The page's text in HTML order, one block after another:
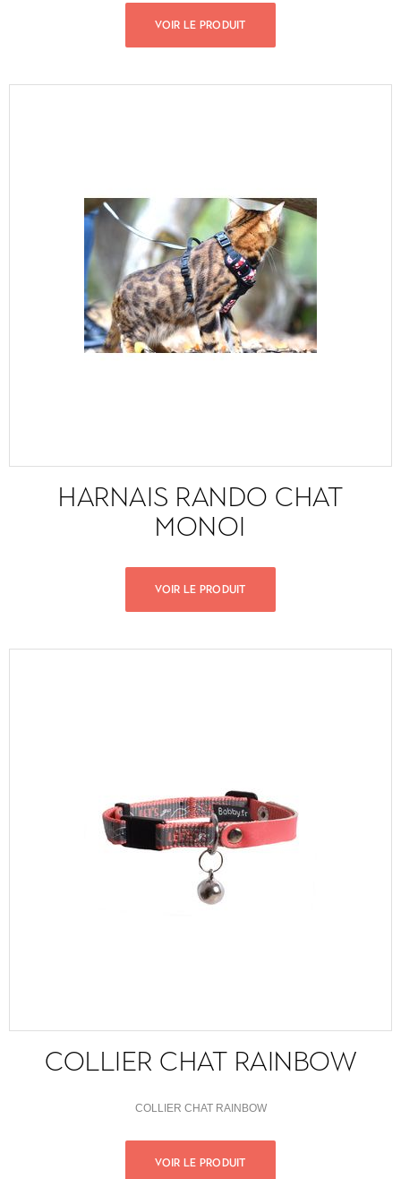
VOIR LE PRODUIT
HARNAIS RANDO CHAT
MONOI
VOIR LE PRODUIT
COLLIER CHAT RAINBOW
COLLIER CHAT RAINBOW
VOIR LE PRODUIT